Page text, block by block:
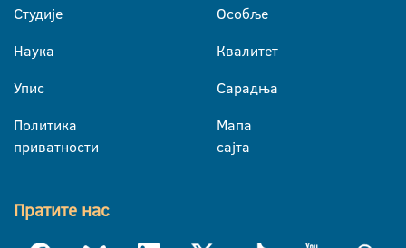
Студије
Наука
Упис
Политика
приватности
Особље
Квалитет
Сарадња
Мапа
сајта
Пратите нас